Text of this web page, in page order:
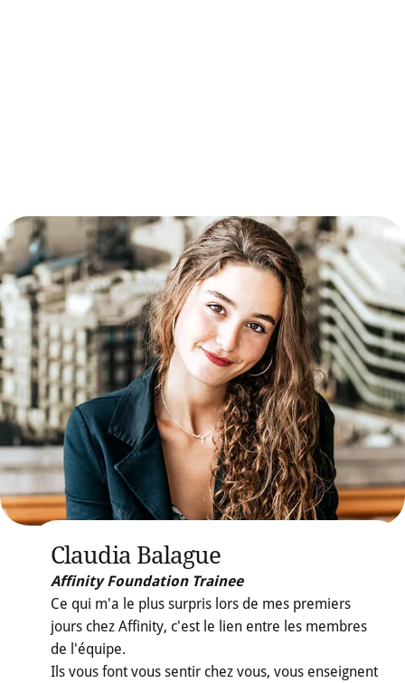
Claudia Balague
Affinity Foundation Trainee
Ce qui m'a le plus surpris lors de mes premiers
jours chez Affinity, c'est le lien entre les membres
de l'équipe.
Ils vous font vous sentir chez vous, vous enseignent